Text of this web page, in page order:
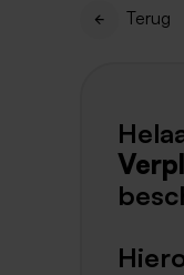
Terug